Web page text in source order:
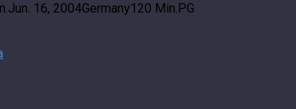
Jun. 16, 2004Germany120 Min.PG